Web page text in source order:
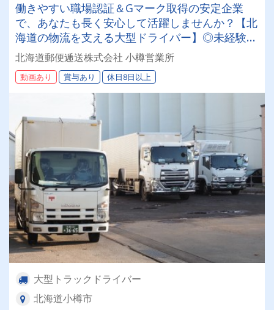
働きやすい職場認証＆Gマーク取得の安定企業
で、あなたも長く安心して活躍しませんか？【北
海道の物流を支える大型ドライバー】◎未経験歓
迎◎残業月平均8～9時間◎賞与年3回（昨年度実
績：計4.05ヶ月分）◎カゴ台車メイン
北海道郵便逓送株式会社 小樽営業所
動画あり 賞与あり 休日8日以上
大型トラックドライバー
北海道小樽市